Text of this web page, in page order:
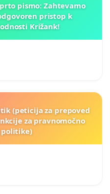
pismo: Zahtevamo
pristop k
Križank!
(peticija za prepoved
za pravnomočno
politike)